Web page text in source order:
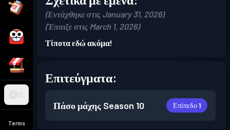
EL
Terms
(Εντάχθηκε στις January 31, 2026)
(Έπαιξε στις March 1, 2026)
Τίποτα εδώ ακόμα!
Επιτεύγματα:
Πάσο μάχης Season 10 Επίπεδο 1